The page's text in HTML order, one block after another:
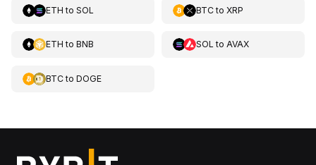
ETH to SOL BTCto XRP
ETH to BNB SOL to AVAX
BTCto DOGE